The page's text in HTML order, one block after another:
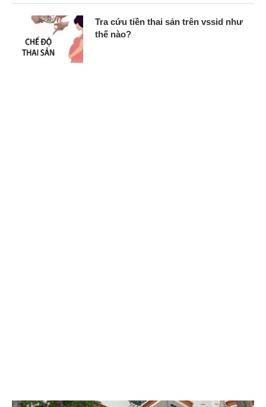
Tra cứu tiền thai sản trên vssid như
thế nào?